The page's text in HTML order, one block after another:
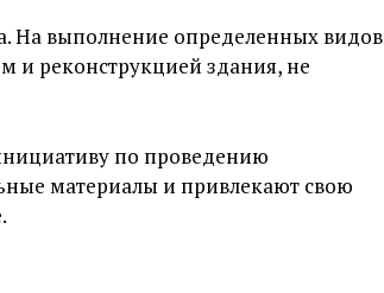
На выполнение определенных видов
и реконструкцией здания, не
по проведению
материалы и привлекают свою